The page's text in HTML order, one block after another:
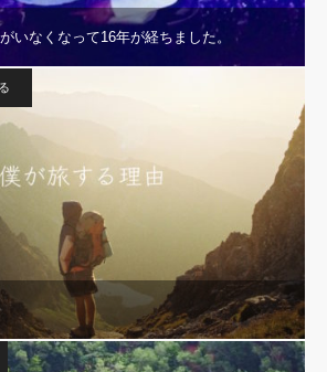
いなくなって16年が経ちました。